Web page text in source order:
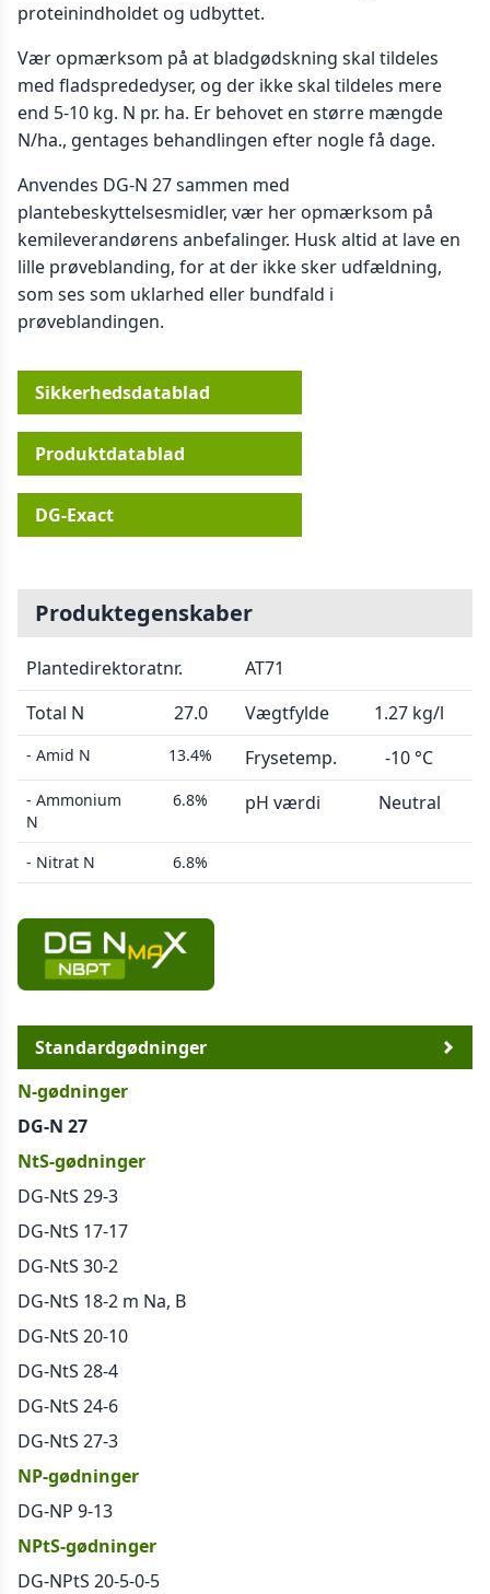
proteinindholdet og udbyttet.
Vær opmærksom på at bladgødskning skal tildeles
med fladsprededyser, og der ikke skal tildeles mere
end 5-10 kg. N pr. ha. Er behovet en større mængde
N/ha., gentages behandlingen efter nogle få dage.
Anvendes DG-N 27 sammen med
plantebeskyttelsesmidler, vær her opmærksom på
kemileverandørens anbefalinger. Husk altid at lave en
lille prøveblanding, for at der ikke sker udfældning,
som ses som uklarhed eller bundfald i
prøveblandingen.
Sikkerhedsdatablad
Produktdatablad
DG-Exact
Produktegenskaber
Plantedirektoratnr.
AT71
Total N
27.0 Vægtfylde 1.27 kg/l
- Amid N 13.4% Frysetemp. -10 °C
- Ammonium
N
6.8% pH værdi Neutral
- Nitrat N 6.8%
Standardgødninger
N-gødninger
DG-N 27
NtS-gødninger
DG-NtS 29-3
DG-NtS 17-17
DG-NtS 30-2
DG-NtS 18-2 m Na, B
DG-NtS 20-10
DG-NtS 28-4
DG-NtS 24-6
DG-NtS 27-3
NP-gødninger
DG-NP 9-13
NPtS-gødninger
DG-NPtS 20-5-0-5